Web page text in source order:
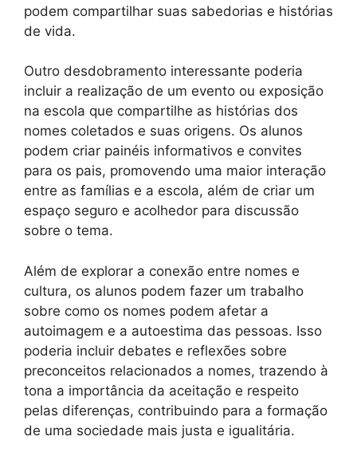
podem compartilhar suas sabedorias e histórias
de vida.
Outro desdobramento interessante poderia
incluir a realização de um evento ou exposição
na escola que compartilhe as histórias dos
nomes coletados e suas origens. Os alunos
podem criar painéis informativos e convites
para os pais, promovendo uma maior interação
entre as famílias e a escola, além de criar um
espaço seguro e acolhedor para discussão
sobre o tema.
Além de explorar a conexão entre nomes e
cultura, os alunos podem fazer um trabalho
sobre como os nomes podem afetar a
autoimagem e a autoestima das pessoas. Isso
poderia incluir debates e reflexões sobre
preconceitos relacionados a nomes, trazendo à
tona a importância da aceitação e respeito
pelas diferenças, contribuindo para a formação
de uma sociedade mais justa e igualitária.